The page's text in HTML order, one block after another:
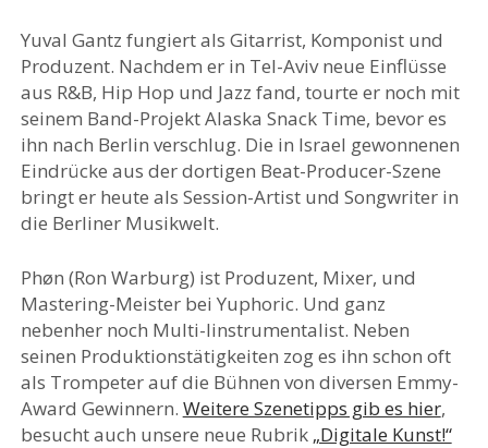
Yuval Gantz fungiert als Gitarrist, Komponist und
Produzent. Nachdem er in Tel-Aviv neue Einflüsse
aus R&B, Hip Hop und Jazz fand, tourte er noch mit
seinem Band-Projekt Alaska Snack Time, bevor es
ihn nach Berlin verschlug. Die in Israel gewonnenen
Eindrücke aus der dortigen Beat-Producer-Szene
bringt er heute als Session-Artist und Songwriter in
die Berliner Musikwelt.
Phøn (Ron Warburg) ist Produzent, Mixer, und
Mastering-Meister bei Yuphoric. Und ganz
nebenher noch Multi-Iinstrumentalist. Neben
seinen Produktionstätigkeiten zog es ihn schon oft
als Trompeter auf die Bühnen von diversen Emmy-
Award Gewinnern. Weitere Szenetipps gib es hier,
besucht auch unsere neue Rubrik „Digitale Kunst!“